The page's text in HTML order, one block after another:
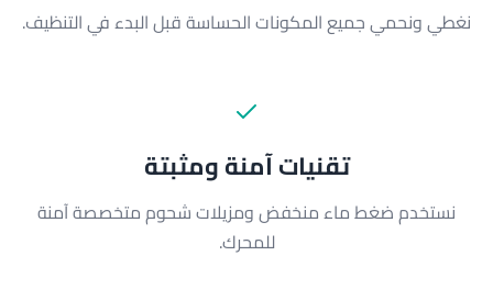
نغطي ونحمي جميع المكونات الحساسة قبل البدء في التنظيف.
تقنيات آمنة ومثبتة
نستخدم ضغط ماء منخفض ومزيلات شحوم متخصصة آمنة
للمحرك.